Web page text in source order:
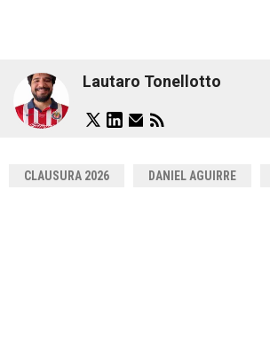
Lautaro Tonellotto
CLAUSURA 2026 DANIEL AGUIRRE